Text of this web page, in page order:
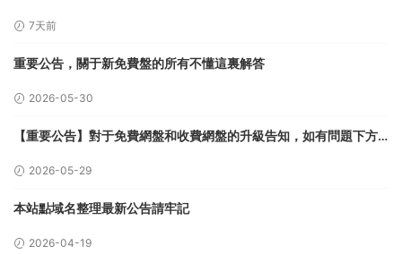
7天前
重要公告，關于新免費盤的所有不懂這裏解答
2026-05-30
【重要公告】對于免費網盤和收費網盤的升級告知，如有問題下方
2026-05-29
本站點域名整理最新公告請牢記
2026-04-19